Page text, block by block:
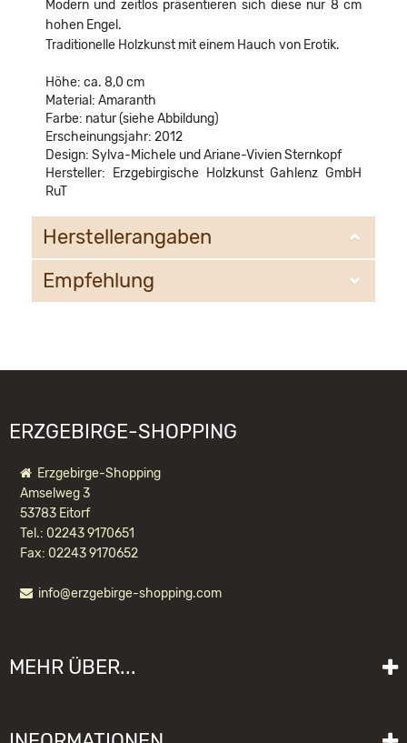
Modern und zeitlos präsentieren sich diese nur 8 cm
hohen Engel.
Traditionelle Holzkunst mit einem Hauch von Erotik.
Höhe: ca. 8,0 cm
Material: Amaranth
Farbe: natur (siehe Abbildung)
Erscheinungsjahr: 2012
Design: Sylva-Michele und Ariane-Vivien Sternkopf
Hersteller: Erzgebirgische Holzkunst Gahlenz GmbH
RuT
Herstellerangaben
Erzgebirgische Holzkunst Gahlenz GmbH RuT
Empfehlung
ERZGEBIRGE-SHOPPING
Erzgebirge-Shopping
Amselweg 3
53783 Eitorf
Tel.: 02243 9170651
Fax: 02243 9170652
info@erzgebirge-shopping.com
MEHR ÜBER...